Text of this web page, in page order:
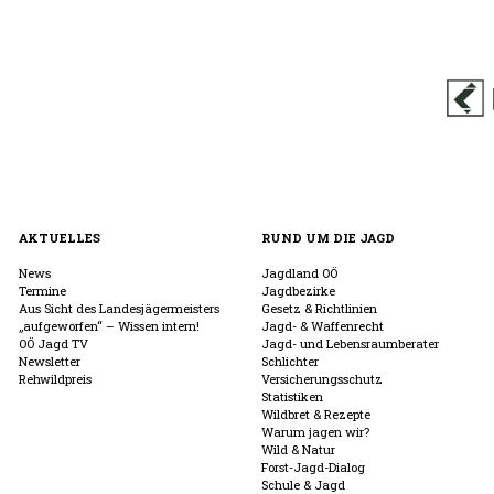
AKTUELLES
News
Termine
Aus Sicht des Landesjägermeisters
„aufgeworfen“ – Wissen intern!
OÖ Jagd TV
Newsletter
Rehwildpreis
RUND UM DIE JAGD
Jagdland OÖ
Jagdbezirke
Gesetz & Richtlinien
Jagd- & Waffenrecht
Jagd- und Lebensraumberater
Schlichter
Versicherungsschutz
Statistiken
Wildbret & Rezepte
Warum jagen wir?
Wild & Natur
Forst-Jagd-Dialog
Schule & Jagd